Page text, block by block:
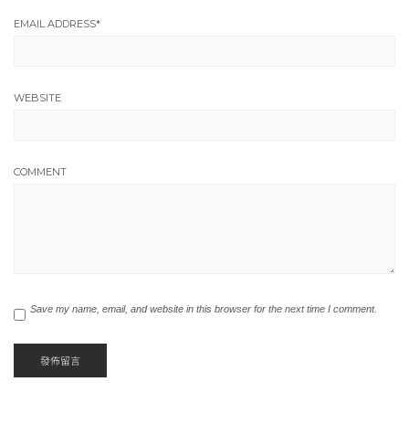
EMAIL ADDRESS*
WEBSITE
COMMENT
Save my name, email, and website in this browser for the next time I comment.